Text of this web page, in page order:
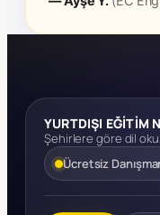
YURTDIŞI EĞİTİM
Şehirlere göre dil
Ücretsiz